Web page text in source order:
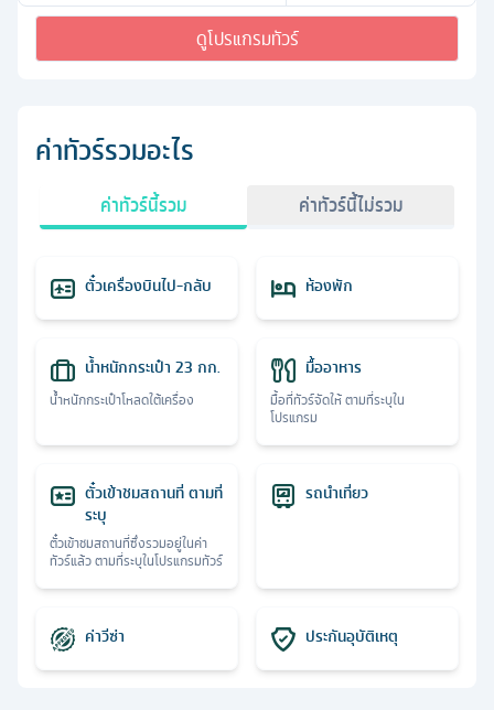
ดูโปรแกรมทัวร์
ค่าทัวร์รวมอะไร
ค่าทัวร์นี้รวม ค่าทัวร์นี้ไม่รวม
ตั๋วเครื่องบินไป-กลับ ห้องพัก
น้ำหนักกระเป๋า 23 กก.
น้ำหนักกระเป๋าโหลดใต้เครื่อง
มื้ออาหาร
มื้อที่ทัวร์จัดให้ ตามที่ระบุใน
โปรแกรม
ตั๋วเข้าชมสถานที่ ตามที่
ระบุ
ตั๋วเข้าชมสถานที่ซึ่งรวมอยู่ในค่า
ทัวร์แล้ว ตามที่ระบุในโปรแกรมทัวร์
รถนำเที่ยว
ค่าวีซ่า ประกันอุบัติเหตุ